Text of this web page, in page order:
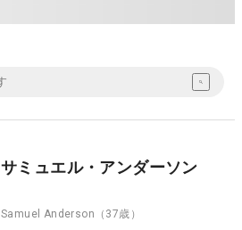
サミュエル・アンダーソン
Samuel Anderson （37歳）